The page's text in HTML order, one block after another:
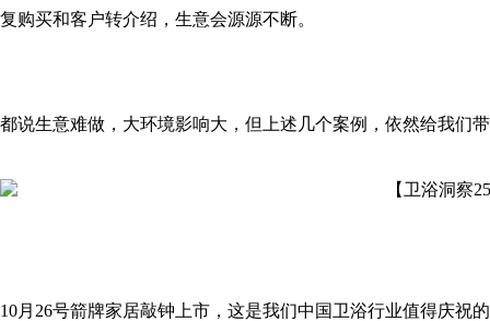
复购买和客户转介绍，生意会源源不断。
都说生意难做，大环境影响大，但上述几个案例，依然给我们
10月26号箭牌家居敲钟上市，这是我们中国卫浴行业值得庆祝